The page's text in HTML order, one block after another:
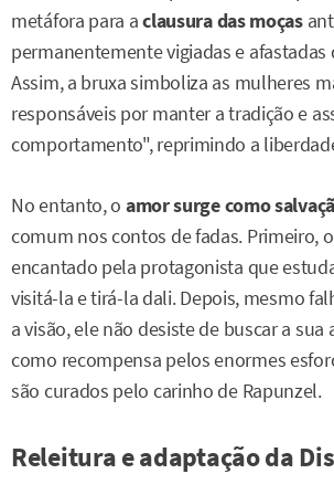
metáfora para aclausura das moças
permanentemente vigiadas e afastadas
Assim, a bruxa simboliza as mulheres
responsáveis por manter a tradição e
comportamento", reprimindo a
No entanto, o amorsurge como
comum nos contos de fadas. Primeiro,
encantado pela protagonista que
visitá-la e tirá-la dali. Depois, mesmo
a visão, ele não desiste de buscar a sua
como recompensa pelos enormes
são curados pelo carinho de Rapunzel.
Releitura e adaptação da